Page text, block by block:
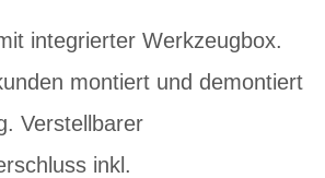
integrierter Werkzeugbox.
montiert und demontiert
Verstellbarer
inkl.